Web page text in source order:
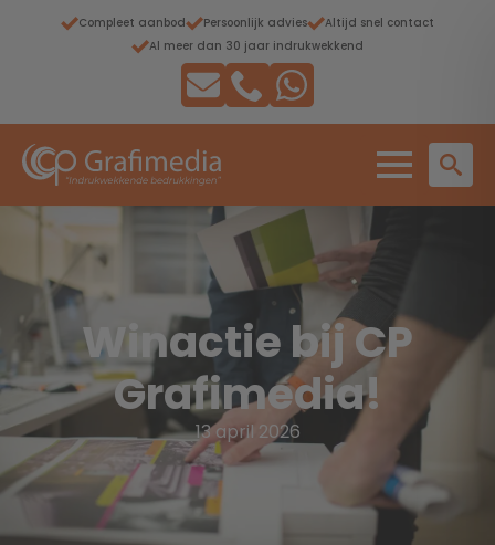
Compleet aanbod Persoonlijk advies
Altijd snel contact
Al meer dan 30 jaar indrukwekkend
Winactie bij CP
Grafimedia!
13 april 2026